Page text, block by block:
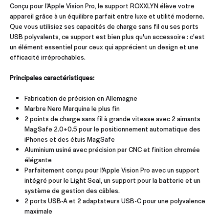
Conçu pour l'Apple Vision Pro, le support ROXXLYN élève votre
appareil grâce à un équilibre parfait entre luxe et utilité moderne.
Que vous utilisiez ses capacités de charge sans fil ou ses ports
USB polyvalents, ce support est bien plus qu'un accessoire : c'est
un élément essentiel pour ceux qui apprécient un design et une
efficacité irréprochables.
Principales caractéristiques:
Fabrication de précision en Allemagne
Marbre Nero Marquina le plus fin
2 points de charge sans fil à grande vitesse avec 2 aimants
MagSafe 2.0+0.5 pour le positionnement automatique des
iPhones et des étuis MagSafe
Aluminium usiné avec précision par CNC et finition chromée
élégante
Parfaitement conçu pour l'Apple Vision Pro avec un support
intégré pour le Light Seal, un support pour la batterie et un
système de gestion des câbles.
2 ports USB-A et 2 adaptateurs USB-C pour une polyvalence
maximale